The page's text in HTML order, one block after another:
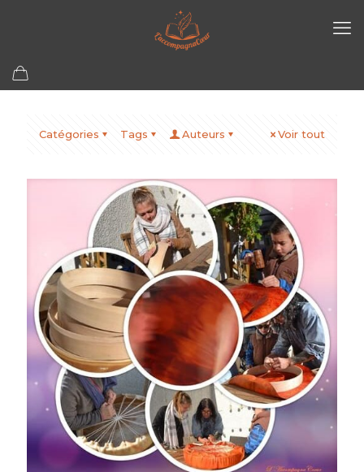
Catégories Tags Auteurs Voir tout